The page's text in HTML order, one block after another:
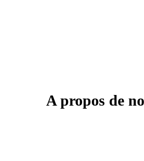
A propos de